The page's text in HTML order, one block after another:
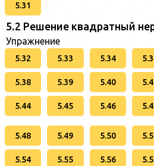
5.31
5.2 Решение квадратный
Упражнение
5.32 5.33 5.34
5.38 5.39 5.40
5.44 5.45 5.46
5.48 5.49 5.50
5.54 5.55 5.56